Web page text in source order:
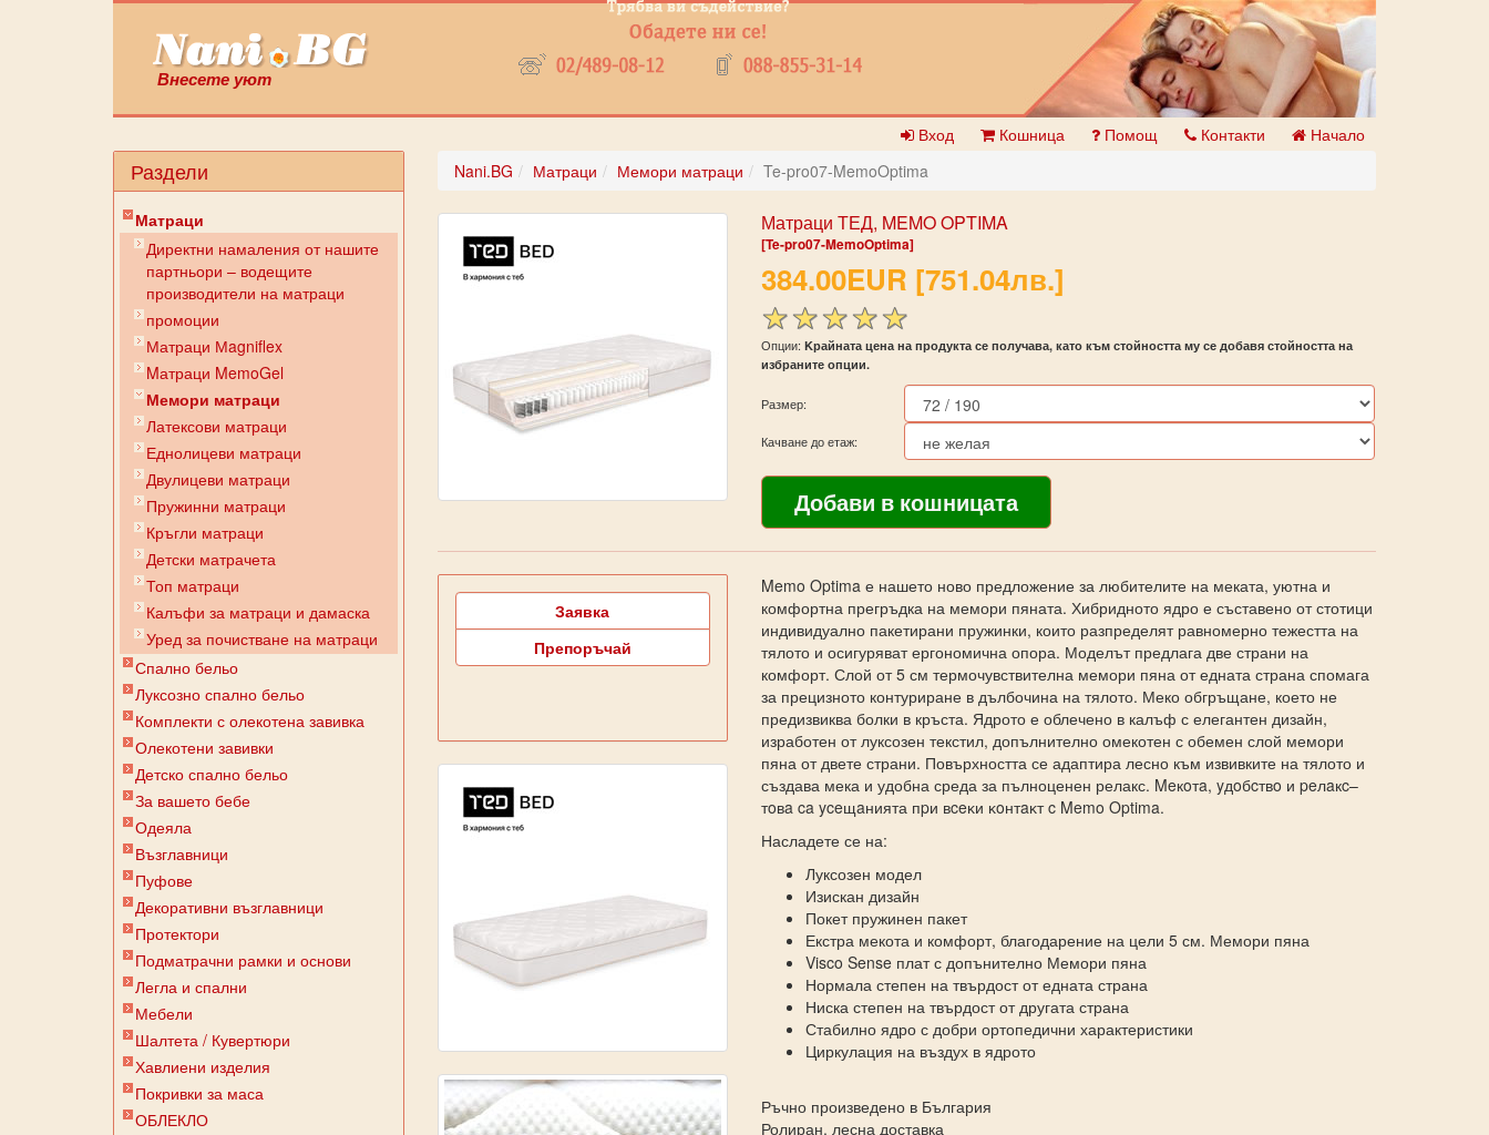
Внесете уют
Вход Кошница Помощ Контакти Начало
Раздели
Матраци
Директни намаления от нашите
партньори – водещите
производители на матраци
промоции
Матраци Мagniflex
Mатраци MemoGel
Мемори матраци
Латексови матраци
Еднолицеви матраци
Двулицеви матраци
Пружинни матраци
Кръгли матраци
Детски матрачета
Топ матраци
Калъфи за матраци и дамаска
Уред за почистване на матраци
Спално бельо
Луксозно спално бельо
Комплекти с олекотена завивка
Олекотени завивки
Детско спално бельо
За вашето бебе
Одеяла
Възглавници
Пуфове
Декоративни възглавници
Протектори
Подматрачни рамки и основи
Легла и спални
Мебели
Шалтета / Кувертюри
Хавлиени изделия
Покривки за маса
ОБЛЕКЛО
Nani.BG Матраци Мемори матраци Te-pro07-MemoOptima
Матраци ТЕД, MEMO OPTIMA
[Te-pro07-MemoOptima]
384.00EUR [751.04лв.]
Опции: Kрайната цена на продукта се получава, като към стойността му се добавя стойността на
избраните опции.
Размер:
Качване до етаж:
Заявка
Препоръчай
Memo Optima е нашето ново предложение за любителите на меката, уютна и
комфортна прегръдка на мемори пяната. Хибридното ядро е съставено от стотици
индивидуално пакетирани пружинки, които разпределят равномерно тежестта на
тялото и осигуряват ергономична опора. Моделът предлага две страни на
комфорт. Слой от 5 см термочувствителна мемори пяна от едната страна спомага
за прецизното контуриране в дълбочина на тялото. Меко обгръщане, което не
предизвиква болки в кръста. Ядрото е облечено в калъф с елегантен дизайн,
изработен от луксозен текстил, допълнително омекотен с обемен слой мемори
пяна от двете страни. Повърхността се адаптира лесно към извивките на тялото и
създава мека и удобна среда за пълноценен релакс. Meкoтa, yдoбcтвo и peлaкc–
тoвa ca yceщaнията пpи вceĸи ĸoнтaĸт c Memo Optima.
Насладете се на:
Луксозен модел
Изискан дизайн
Покет пружинен пакет
Екстра мекота и комфорт, благодарение на цели 5 см. Мемори пяна
Visco Sense плат с допънително Мемори пяна
Нормала степен на твърдост от едната страна
Ниска степен на твърдост от другата страна
Стабилно ядро с добри ортопедични характеристики
Циркулация на въздух в ядрото
Ръчно произведено в България
Ролиран, лесна доставка